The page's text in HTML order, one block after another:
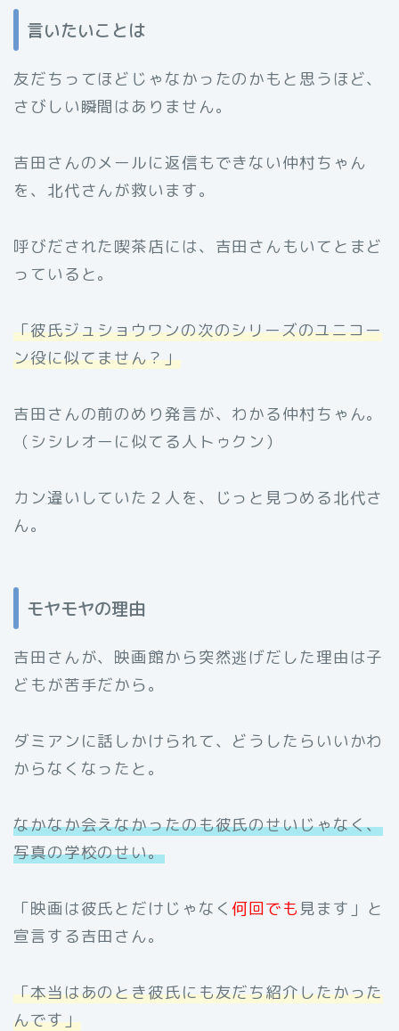
言いたいことは
友だちってほどじゃなかったのかもと思うほど、
さびしい瞬間はありません。
吉田さんのメールに返信もできない仲村ちゃん
を、北代さんが救います。
呼びだされた喫茶店には、吉田さんもいてとまど
っていると。
「彼氏ジュショウワンの次のシリーズのユニコー
ン役に似てません？」
吉田さんの前のめり発言が、わかる仲村ちゃん。
（シシレオーに似てる人トゥクン）
カン違いしていた２人を、じっと見つめる北代さ
ん。
モヤモヤの理由
吉田さんが、映画館から突然逃げだした理由は子
どもが苦手だから。
ダミアンに話しかけられて、どうしたらいいかわ
からなくなったと。
なかなか会えなかったのも彼氏のせいじゃなく、
写真の学校のせい。
「映画は彼氏とだけじゃなく何回でも見ます」と
宣言する吉田さん。
「本当はあのとき彼氏にも友だち紹介したかった
んです」